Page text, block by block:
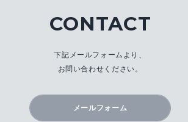
CONTACT
下記メールフォームより、
お問い合わせください。
メールフォーム